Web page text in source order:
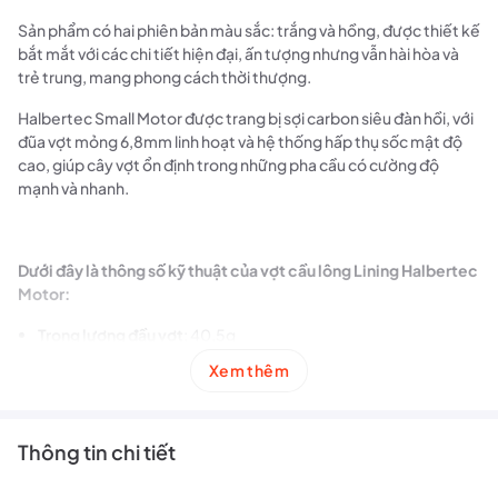
Sản phẩm có hai phiên bản màu sắc: trắng và hồng, được thiết kế
bắt mắt với các chi tiết hiện đại, ấn tượng nhưng vẫn hài hòa và
trẻ trung, mang phong cách thời thượng.
Halbertec Small Motor được trang bị sợi carbon siêu đàn hồi, với
đũa vợt mỏng 6,8mm linh hoạt và hệ thống hấp thụ sốc mật độ
cao, giúp cây vợt ổn định trong những pha cầu có cường độ
mạnh và nhanh.
Dưới đây là thông số kỹ thuật của vợt cầu lông Lining Halbertec
Motor:
: 4U (84 ± 1g)
Độ cứng: Hơi dẻo
Xem thêm
Thông tin chi tiết